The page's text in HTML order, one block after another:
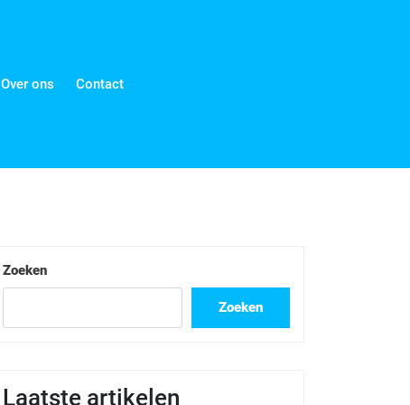
Over ons Contact
Zoeken
Zoeken
Laatste artikelen